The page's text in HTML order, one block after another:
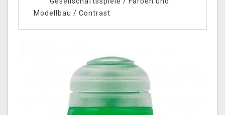
Modellbau / Contrast